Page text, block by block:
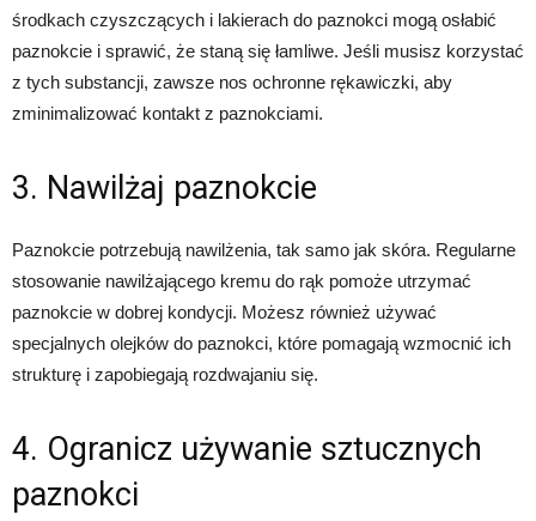
środkach czyszczących i lakierach do paznokci mogą osłabić
paznokcie i sprawić, że staną się łamliwe. Jeśli musisz korzystać
z tych substancji, zawsze nos ochronne rękawiczki, aby
zminimalizować kontakt z paznokciami.
3. Nawilżaj paznokcie
Paznokcie potrzebują nawilżenia, tak samo jak skóra. Regularne
stosowanie nawilżającego kremu do rąk pomoże utrzymać
paznokcie w dobrej kondycji. Możesz również używać
specjalnych olejków do paznokci, które pomagają wzmocnić ich
strukturę i zapobiegają rozdwajaniu się.
4. Ogranicz używanie sztucznych
paznokci